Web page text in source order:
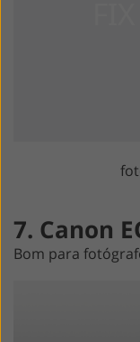
7. Canon
Bom para